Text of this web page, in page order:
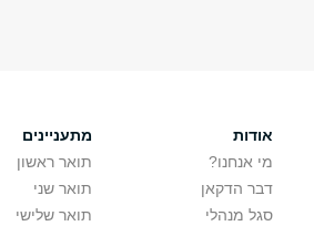
אודות
מי אנחנו?
דבר הדקאן
סגל מנהלי
מתעניינים
תואר ראשון
תואר שני
תואר שלישי